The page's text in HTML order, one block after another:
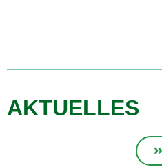
AKTUELLES